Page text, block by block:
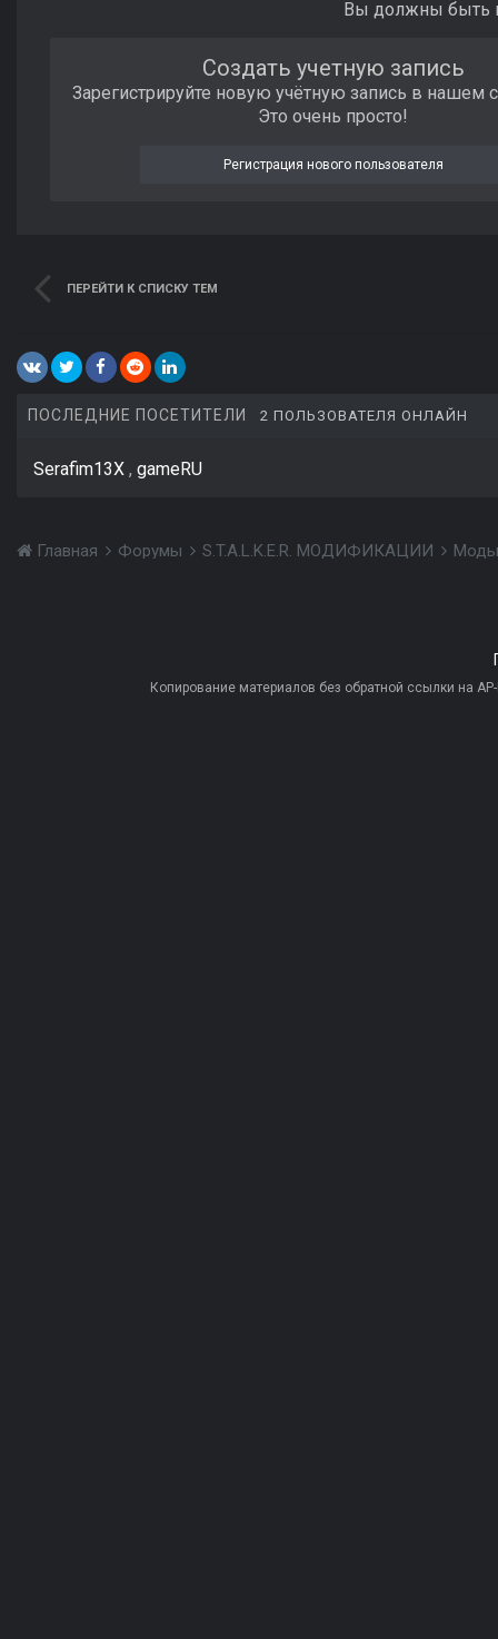
Вы должны быть
Создать учетную запись
Зарегистрируйте новую учётную запись в нашем
Это очень просто!
Регистрация нового пользователя
ПЕРЕЙТИ К СПИСКУ ТЕМ
ПОСЛЕДНИЕ ПОСЕТИТЕЛИ 2 ПОЛЬЗОВАТЕЛЯ ОНЛАЙН
Serafim13X gameRU
Главная Форумы S.T.A.L.K.E.R. МОДИФИКАЦИИ
Копирование материалов без обратной ссылки на